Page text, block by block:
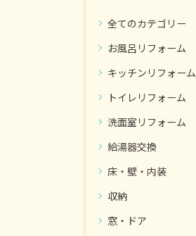
全てのカテゴリー
お風呂リフォーム
キッチンリフォーム
トイレリフォーム
洗面室リフォーム
給湯器交換
床・壁・内装
収納
窓・ドア